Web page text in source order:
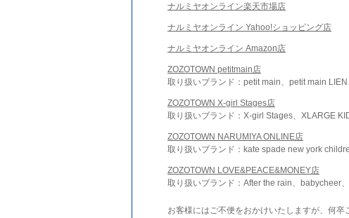
ナルミヤオンライン楽天市場店
ナルミヤオンライン Yahoo!ショッピング店
ナルミヤオンライン Amazon店
ZOZOTOWN petitmain店
取り扱いブランド：petit main、petit main
ZOZOTOWN X-girl Stages店
取り扱いブランド：X-girl Stages、XLARGE
ZOZOTOWN NARUMIYA ONLINE店
取り扱いブランド：kate spade new york
ZOZOTOWN LOVE&PEACE&MONEY店
取り扱いブランド：After the rain、babycheer
お客様にはご不便をおかけいたしますが、何卒